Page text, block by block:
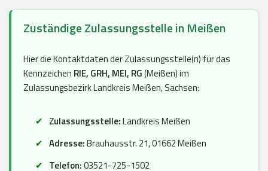
Zuständige Zulassungsstelle in Meißen
Hier die Kontaktdaten der Zulassungsstelle(n) für das
Kennzeichen RIE, GRH, MEI, RG(Meißen) im
Zulassungsbezirk Landkreis Meißen, Sachsen:
Zulassungsstelle:Landkreis Meißen
Adresse:Brauhausstr. 21, 01662 Meißen
Telefon:03521-725-1502